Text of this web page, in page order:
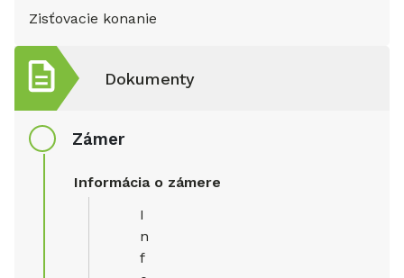
Zisťovacie konanie
Dokumenty
Zámer
Informácia o zámere
I
n
f